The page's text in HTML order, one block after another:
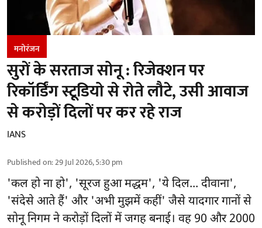
मनोरंजन
सुरों के सरताज सोनू : रिजेक्शन पर
रिकॉर्डिंग स्टूडियो से रोते लौटे, उसी आवाज
से करोड़ों दिलों पर कर रहे राज
IANS
Published on:29 Jul 2026, 5:30 pm
'कल हो ना हो', 'सूरज हुआ मद्धम', 'ये दिल... दीवाना',
'संदेसे आते हैं' और 'अभी मुझमें कहीं' जैसे यादगार गानों से
सोनू निगम ने करोड़ों दिलों में जगह बनाई। वह 90 और 2000